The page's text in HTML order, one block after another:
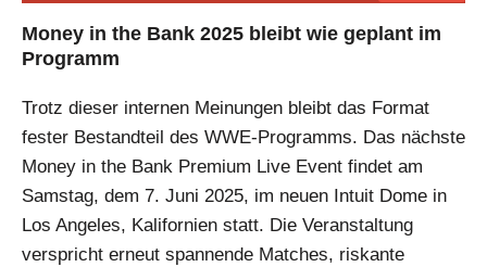
Money in the Bank 2025 bleibt wie geplant im
Programm
Trotz dieser internen Meinungen bleibt das Format
fester Bestandteil des WWE-Programms. Das nächste
Money in the Bank Premium Live Event findet am
Samstag, dem 7. Juni 2025, im neuen Intuit Dome in
Los Angeles, Kalifornien statt. Die Veranstaltung
verspricht erneut spannende Matches, riskante